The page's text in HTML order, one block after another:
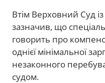
Втім Верховний Суд
зазначив, що
говорить про
однієї мінімальної
незаконного
судом.